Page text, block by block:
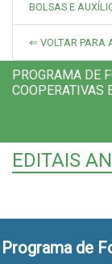
BOLSAS E
⇐ VOLTAR PARA
PROGRAMA DE
COOPERATIVAS
EDITAIS
Programa de